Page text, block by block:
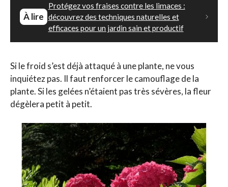
À lire
Protégez vos fraises contre les limaces :
découvrez des techniques naturelles et
efficaces pour un jardin sain et productif
Si le froid s’est déjà attaqué à une plante, ne vous
inquiétez pas. Il faut renforcer le camouflage de la
plante. Si les gelées n’étaient pas très sévères, la fleur
dégèlera petit à petit.